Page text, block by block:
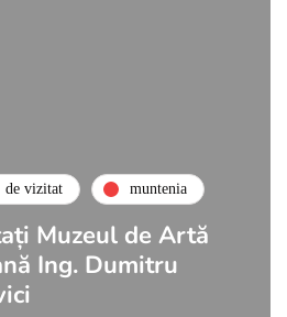
de vizitat muntenia
Muzeul de Artă
Ing. Dumitru